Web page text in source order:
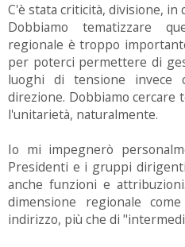
C'è stata criticità, divisione, in
Dobbiamo tematizzare
regionale è troppo
per poterci permettere di
luoghi di tensione invece
direzione. Dobbiamo cercare
l'unitarietà, naturalmente.
Io mi impegnerò
Presidenti e i gruppi
anche funzioni e
dimensione regionale
indirizzo, più che di